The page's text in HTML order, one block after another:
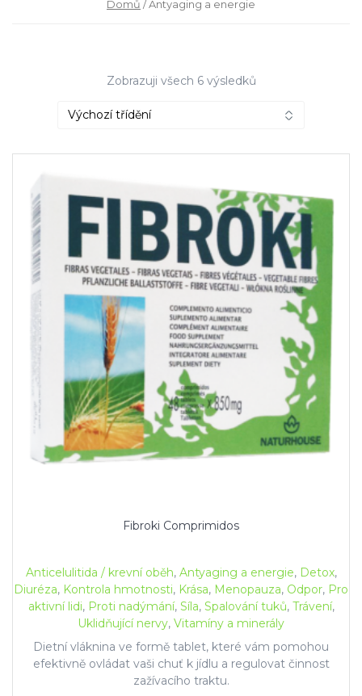
Domů / Antyaging a energie
Zobrazuji všech 6 výsledků
Fibroki Comprimidos
Anticelulitida / krevní oběh, Antyaging a energie, Detox,
Diuréza, Kontrola hmotnosti, Krása, Menopauza, Odpor, Pro
aktivní lidi, Proti nadýmání, Síla, Spalování tuků, Trávení,
Uklidňující nervy, Vitamíny a minerály
Dietní vláknina ve formě tablet, které vám pomohou
efektivně ovládat vaši chuť k jídlu a regulovat činnost
zažívacího traktu.